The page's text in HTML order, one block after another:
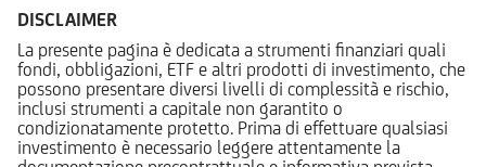
DISCLAIMER
La presente pagina è dedicata a strumenti finanziari quali
fondi, obbligazioni, ETF e altri prodotti di investimento, che
possono presentare diversi livelli di complessità e rischio,
inclusi strumenti a capitale non garantito o
condizionatamente protetto. Prima di effettuare qualsiasi
investimento è necessario leggere attentamente la